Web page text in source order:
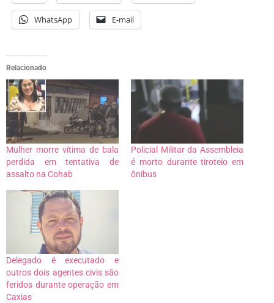
WhatsApp E-mail
Relacionado
Mulher morre vítima de bala
perdida em tentativa de
assalto na Cohab
Policial Militar da Assembleia
é morto durante tiroteio em
ônibus
Delegado é executado e
outros dois agentes civis são
feridos durante operação em
Caxias